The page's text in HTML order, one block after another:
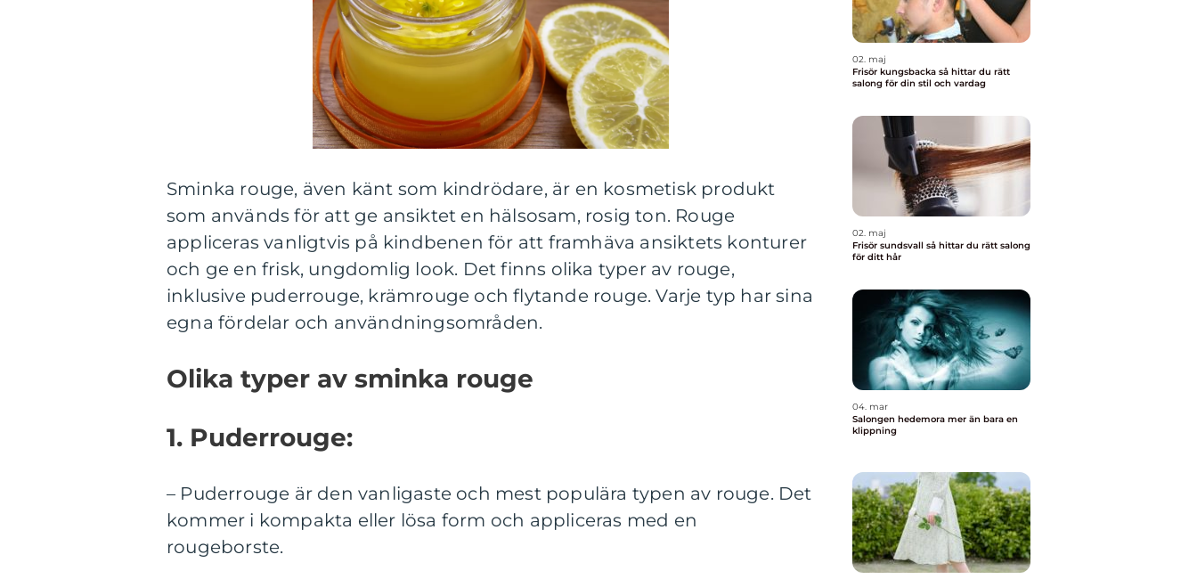
Sminka rouge, även känt som kindrödare, är en kosmetisk produkt
som används för att ge ansiktet en hälsosam, rosig ton. Rouge
appliceras vanligtvis på kindbenen för att framhäva ansiktets konturer
och ge en frisk, ungdomlig look. Det finns olika typer av rouge,
inklusive puderrouge, krämrouge och flytande rouge. Varje typ har sina
egna fördelar och användningsområden.
Olika typer av sminka rouge
1. Puderrouge:
– Puderrouge är den vanligaste och mest populära typen av rouge. Det
kommer i kompakta eller lösa form och appliceras med en
rougeborste.
02. maj
Frisör kungsbacka så hittar du rätt
salong för din stil och vardag
02. maj
Frisör sundsvall så hittar du rätt salong
för ditt hår
04. mar
Salongen hedemora mer än bara en
klippning